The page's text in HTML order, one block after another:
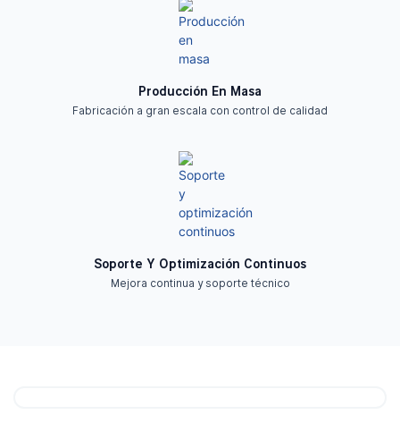
Producción En Masa
Fabricación a gran escala con control de calidad
Soporte Y Optimización Continuos
Mejora continua y soporte técnico